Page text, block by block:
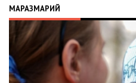
МАРАЗМАРИЙ